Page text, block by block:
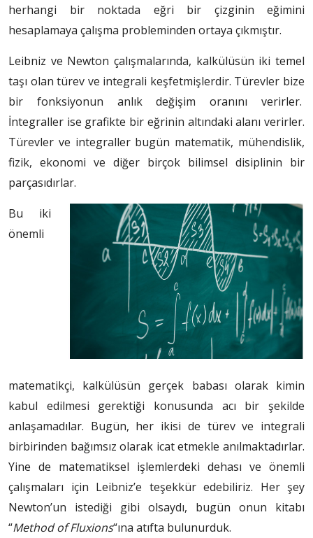
herhangi bir noktada eğri bir çizginin eğimini
hesaplamaya çalışma probleminden ortaya çıkmıştır.
Leibniz ve Newton çalışmalarında, kalkülüsün iki temel
taşı olan türev ve integrali keşfetmişlerdir. Türevler bize
bir fonksiyonun anlık değişim oranını verirler.
İntegraller ise grafikte bir eğrinin altındaki alanı verirler.
Türevler ve integraller bugün matematik, mühendislik,
fizik, ekonomi ve diğer birçok bilimsel disiplinin bir
parçasıdırlar.
Bu iki
önemli
matematikçi, kalkülüsün gerçek babası olarak kimin
kabul edilmesi gerektiği konusunda acı bir şekilde
anlaşamadılar. Bugün, her ikisi de türev ve integrali
birbirinden bağımsız olarak icat etmekle anılmaktadırlar.
Yine de matematiksel işlemlerdeki dehası ve önemli
çalışmaları için Leibniz’e teşekkür edebiliriz. Her şey
Newton’un istediği gibi olsaydı, bugün onun kitabı
“Method of Fluxions“ına atıfta bulunurduk.